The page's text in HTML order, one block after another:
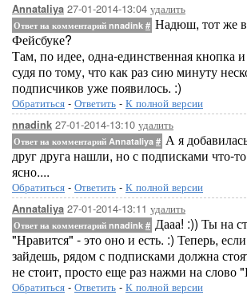
Annataliya 27-01-2014-13:04 удалить
Ответ на комментарий nnadink # Надюш, тот же
Фейсбуке?
Там, по идее, одна-единственная кнопка и
судя по тому, что как раз сию минуту
подписчиков уже появилось. :)
Обратиться - Ответить - К полной версии
nnadink 27-01-2014-13:10 удалить
Ответ на комментарий Annataliya # А я
друг друга нашли, но с подписками что-
ясно....
Обратиться - Ответить - К полной версии
Annataliya 27-01-2014-13:11 удалить
Ответ на комментарий nnadink # Дааа! :)) Ты на
"Нравится" - это оно и есть. :) Теперь,
зайдешь, рядом с подписками должна
не стоит, просто еще раз нажми на слово
Обратиться - Ответить - К полной версии